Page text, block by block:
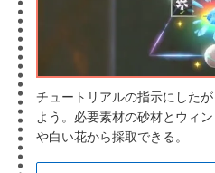
チュートリアルの指示にした
よう。必要素材の砂材とウィ
や白い花から採取できる。